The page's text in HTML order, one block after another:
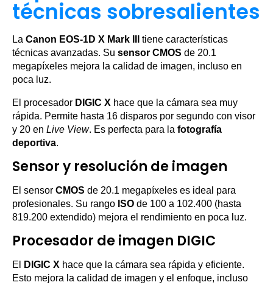
técnicas sobresalientes
La Canon EOS-1D X Mark III
tiene características
técnicas avanzadas. Su sensor CMOS de 20.1
megapíxeles mejora la calidad de imagen, incluso en
poca luz.
El procesador DIGIC X hace que la cámara sea muy
rápida. Permite hasta 16 disparos por segundo con visor
y 20 en Live View. Es perfecta para la fotografía
deportiva.
Sensor y resolución de imagen
El sensor CMOS de 20.1 megapíxeles es ideal para
profesionales. Su rango ISO de 100 a 102.400 (hasta
819.200 extendido) mejora el rendimiento en poca luz.
Procesador de imagen DIGIC
El DIGIC X hace que la cámara sea rápida y eficiente.
Esto mejora la calidad de imagen y el enfoque, incluso